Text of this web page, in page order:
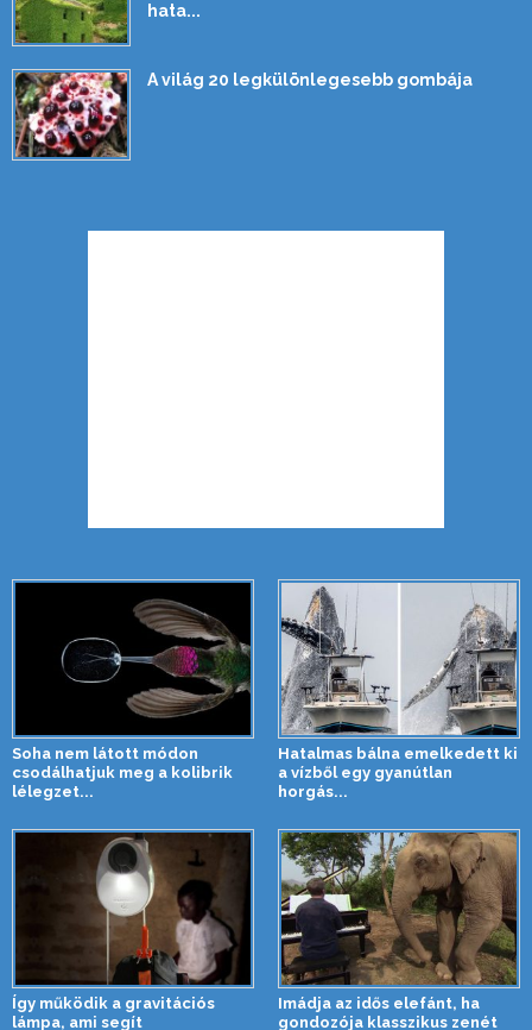
hata...
A világ 20 legkülönlegesebb gombája
Soha nem látott módon
csodálhatjuk meg a kolibrik
lélegzet...
Hatalmas bálna emelkedett ki
a vízből egy gyanútlan
horgás...
Így működik a gravitációs
lámpa, ami segít
Imádja az idős elefánt, ha
gondozója klasszikus zenét